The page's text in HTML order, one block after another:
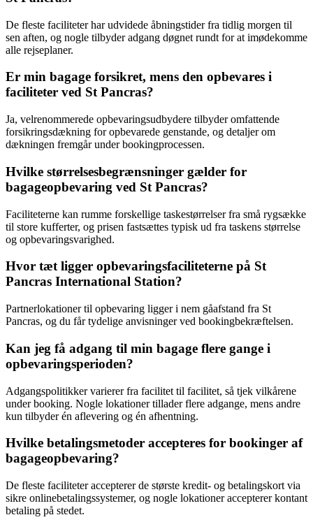
De fleste faciliteter har udvidede åbningstider fra tidlig morgen til
sen aften, og nogle tilbyder adgang døgnet rundt for at imødekomme
alle rejseplaner.
Er min bagage forsikret, mens den opbevares i
faciliteter ved St Pancras?
Ja, velrenommerede opbevaringsudbydere tilbyder omfattende
forsikringsdækning for opbevarede genstande, og detaljer om
dækningen fremgår under bookingprocessen.
Hvilke størrelsesbegrænsninger gælder for
bagageopbevaring ved St Pancras?
Faciliteterne kan rumme forskellige taskestørrelser fra små rygsække
til store kufferter, og prisen fastsættes typisk ud fra taskens størrelse
og opbevaringsvarighed.
Hvor tæt ligger opbevaringsfaciliteterne på St
Pancras International Station?
Partnerlokationer til opbevaring ligger i nem gåafstand fra St
Pancras, og du får tydelige anvisninger ved bookingbekræftelsen.
Kan jeg få adgang til min bagage flere gange i
opbevaringsperioden?
Adgangspolitikker varierer fra facilitet til facilitet, så tjek vilkårene
under booking. Nogle lokationer tillader flere adgange, mens andre
kun tilbyder én aflevering og én afhentning.
Hvilke betalingsmetoder accepteres for bookinger af
bagageopbevaring?
De fleste faciliteter accepterer de største kredit- og betalingskort via
sikre onlinebetalingssystemer, og nogle lokationer accepterer kontant
betaling på stedet.